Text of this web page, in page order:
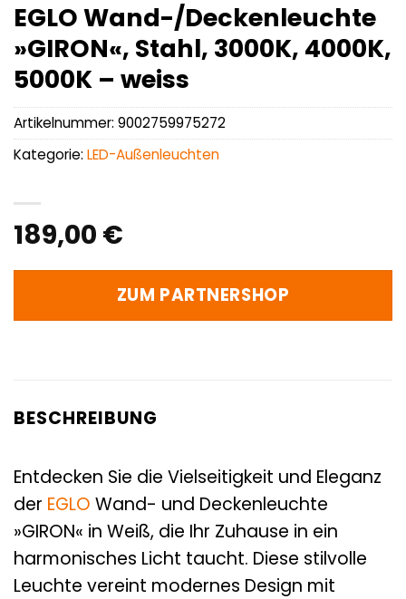
EGLO Wand-/Deckenleuchte
»GIRON«, Stahl, 3000K, 4000K,
5000K – weiss
189,00 €
ZUM PARTNERSHOP
Artikelnummer: 9002759975272
Kategorie: LED-Außenleuchten
BESCHREIBUNG
Entdecken Sie die Vielseitigkeit und Eleganz
der EGLO Wand- und Deckenleuchte
»GIRON« in Weiß, die Ihr Zuhause in ein
harmonisches Licht taucht. Diese stilvolle
Leuchte vereint modernes Design mit